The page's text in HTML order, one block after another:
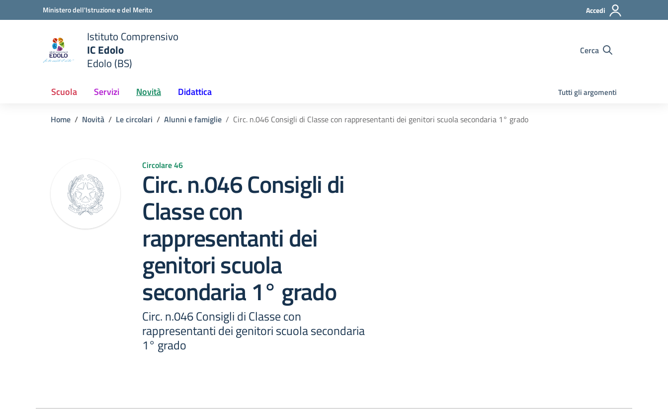
Vai ai contenuti
Vai al menu di navigazioneMinistero dell'Istruzione e del Merito Accedi
scuola
Istituto Comprensivo
IC Edolo
Edolo (BS)
Cerca
Scuola Servizi Novità Didattica Tutti gli argomenti
Home Novità Le circolari Alunni e famiglie Circ. n.046 Consigli di Classe con rappresentanti dei genitori scuola secondaria 1° grado
Circolare 46
Circ. n.046 Consigli di
Classe con
rappresentanti dei
genitori scuola
secondaria 1° grado
Circ. n.046 Consigli di Classe con
rappresentanti dei genitori scuola secondaria
1° grado